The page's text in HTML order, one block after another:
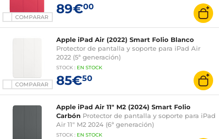
COMPARAR
89€00
COMPARAR
Apple iPad Air (2022) Smart Folio Blanco
Protector de pantalla y soporte para iPad Air
2022 (5ª generación)
STOCK : EN STOCK
85€50
Apple iPad Air 11" M2 (2024) Smart Folio
Carbón Protector de pantalla y soporte para iPad
Air 11" M2 2024 (6ª generación)
STOCK : EN STOCK